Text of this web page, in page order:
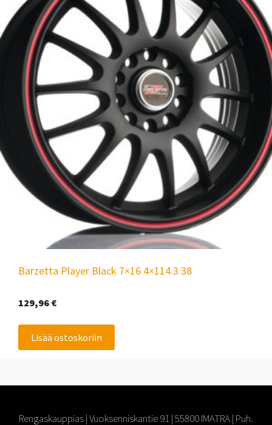
Barzetta Player Black 7×16 4×114.3 38
129,96 €
Lisää ostoskoriin
Rengaskauppias | Vuoksenniskantie 91 | 55800 IMATRA | Puh.